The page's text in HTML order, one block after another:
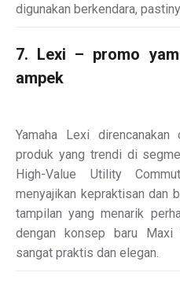
digunakan berkendara,
7. Lexi – promo
ampek
Yamaha Lexi direncanakan
produk yang trendi di
High-Value Utility
menyajikan kepraktisan dan
tampilan yang menarik
dengan konsep baru Maxi
sangat praktis dan elegan.